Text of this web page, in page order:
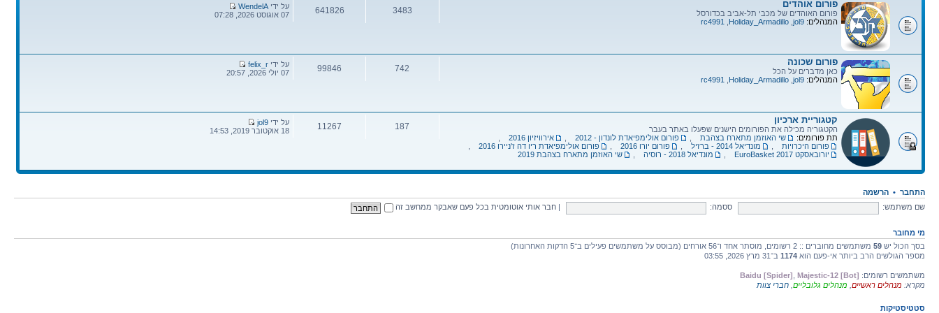
פורום אוהדים
פורום האוהדים של מכבי תל-אביב בכדורסל
המנהלים: jol9
Holiday_Armadillo
rc4991
3483
641826
הודעה
אחרונה
על ידי WendelA
07 אוגוסט 2026, 07:28
פורום שכונה
כאן מדברים על הכל
המנהלים: jol9
Holiday_Armadillo
rc4991
742
99846
הודעה
אחרונה
על ידי felix_r
07 יולי 2026, 20:57
קטגוריית ארכיון
הקטגוריה מכילה את הפורומים הישנים שפעלו באתר בעבר
תת פורומים:
שי האוזמן מתארח בצהבת פורום אולימפיאדת לונדון - 2012 אירוויזיון 2016
פורום היכרויות
מונדיאל 2014 - ברזיל פורום יורו 2016 פורום אולימפיאדת ריו דה ז'ניירו 2016
יורובאסקט EuroBasket 2017
מונדיאל 2018 - רוסיה שי האוזמן מתארח בצהבת 2019
187
11267
הודעה
אחרונה
על ידי jol9
18 אוקטובר 2019, 14:53
התחבר • הרשמה
שם משתמש:
ססמה: חבר אותי אוטומטית בכל פעם שאבקר ממחשב זה
מי מחובר
בסך הכול יש 59 משתמשים מחוברים :: 2 רשומים, מוסתר אחד ו־56 אורחים (מבוסס על משתמשים פעילים ב־5 הדקות האחרונות)
מספר הגולשים הרב ביותר אי-פעם הוא 1174 ב־31 מרץ 2026, 03:55
משתמשים רשומים: Baidu [Spider] Majestic-12 [Bot]
מקרא: מנהלים ראשיים מנהלים גלובליים חברי צוות
סטטיסטיקות